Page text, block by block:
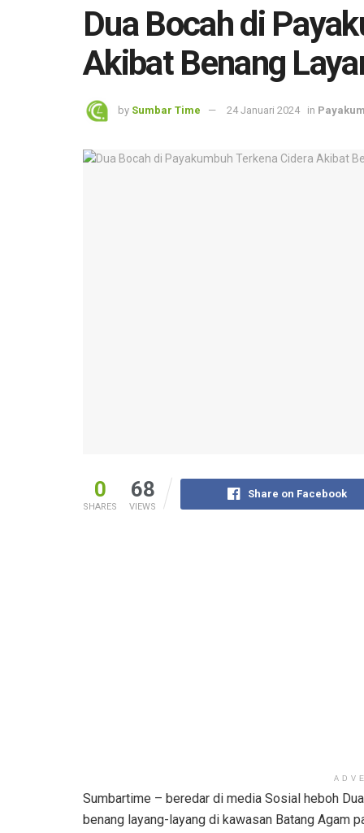
Dua Bocah di
Akibat Benang
by Sumbar Time 24 Januari 2024 in
0
SHARES
68
VIEWS
Share on Facebook
Sumbartime – beredar di media Sosial heboh
benang layang-layang di kawasan Batang Agam